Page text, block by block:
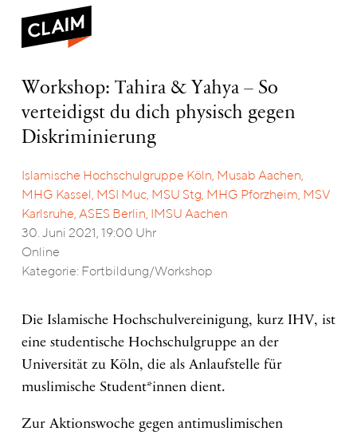
ARBEITEN
Workshop:
Yahya
verteidigst
dich
physisch
Diskriminierung
Workshop: Tahira & Yahya – So
verteidigst du dich physisch gegen
Diskriminierung
Islamische Hochschulgruppe Köln, Musab Aachen,
MHG Kassel, MSI Muc, MSU Stg, MHG Pforzheim, MSV
Karlsruhe, ASES Berlin, IMSU Aachen
30. Juni 2021, 19:00 Uhr
Online
Kategorie: Fortbildung/Workshop
Die Islamische Hochschulvereinigung, kurz IHV, ist
eine studentische Hochschulgruppe an der
Universität zu Köln, die als Anlaufstelle für
muslimische Student*innen dient.
Zur Aktionswoche gegen antimuslimischen